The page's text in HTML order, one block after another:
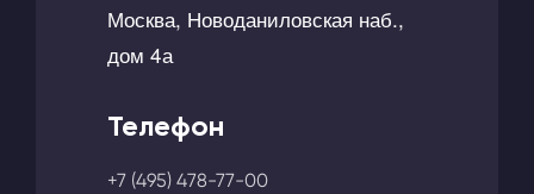
Москва, Новоданиловская наб.,
дом 4а
Телефон
+7 (495) 478-77-00